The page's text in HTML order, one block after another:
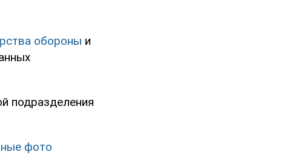
обороны и
подразделения
фото